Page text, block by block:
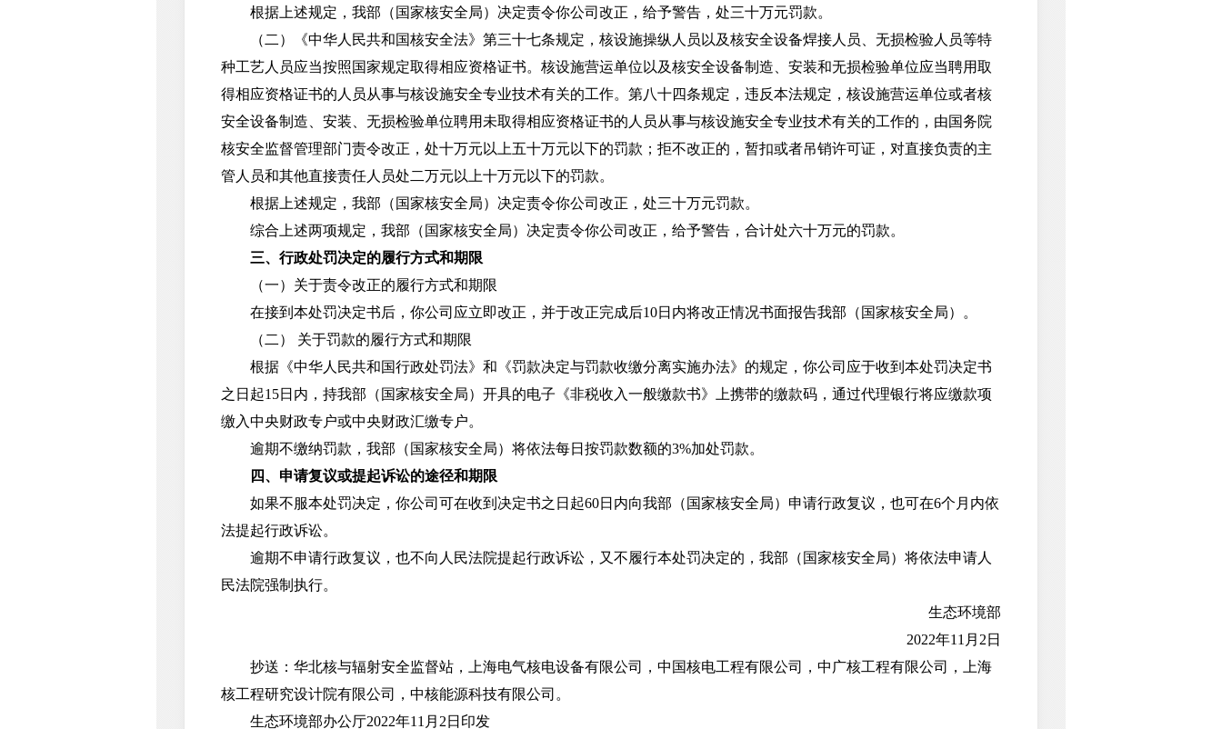
根据上述规定，我部（国家核安全局）决定责令你公司改正，给予警告，处三十万元罚款。
（二）《中华人民共和国核安全法》第三十七条规定，核设施操纵人员以及核安全设备焊接人员、无损检验人员等特
种工艺人员应当按照国家规定取得相应资格证书。核设施营运单位以及核安全设备制造、安装和无损检验单位应当聘用取
得相应资格证书的人员从事与核设施安全专业技术有关的工作。第八十四条规定，违反本法规定，核设施营运单位或者核
安全设备制造、安装、无损检验单位聘用未取得相应资格证书的人员从事与核设施安全专业技术有关的工作的，由国务院
核安全监督管理部门责令改正，处十万元以上五十万元以下的罚款；拒不改正的，暂扣或者吊销许可证，对直接负责的主
管人员和其他直接责任人员处二万元以上十万元以下的罚款。
根据上述规定，我部（国家核安全局）决定责令你公司改正，处三十万元罚款。
综合上述两项规定，我部（国家核安全局）决定责令你公司改正，给予警告，合计处六十万元的罚款。
三、行政处罚决定的履行方式和期限
（一）关于责令改正的履行方式和期限
在接到本处罚决定书后，你公司应立即改正，并于改正完成后10日内将改正情况书面报告我部（国家核安全局）。
（二） 关于罚款的履行方式和期限
根据《中华人民共和国行政处罚法》和《罚款决定与罚款收缴分离实施办法》的规定，你公司应于收到本处罚决定书
之日起15日内，持我部（国家核安全局）开具的电子《非税收入一般缴款书》上携带的缴款码，通过代理银行将应缴款项
缴入中央财政专户或中央财政汇缴专户。
逾期不缴纳罚款，我部（国家核安全局）将依法每日按罚款数额的3%加处罚款。
四、申请复议或提起诉讼的途径和期限
如果不服本处罚决定，你公司可在收到决定书之日起60日内向我部（国家核安全局）申请行政复议，也可在6个月内依
法提起行政诉讼。
逾期不申请行政复议，也不向人民法院提起行政诉讼，又不履行本处罚决定的，我部（国家核安全局）将依法申请人
民法院强制执行。
生态环境部
2022年11月2日
抄送：华北核与辐射安全监督站，上海电气核电设备有限公司，中国核电工程有限公司，中广核工程有限公司，上海
核工程研究设计院有限公司，中核能源科技有限公司。
生态环境部办公厅2022年11月2日印发